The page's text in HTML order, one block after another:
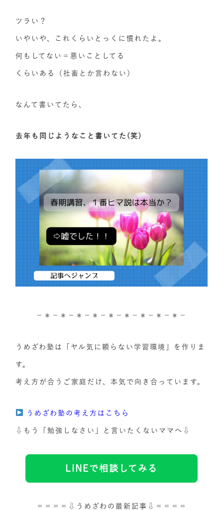
ツラい？
いやいや、これくらいとっくに慣れたよ。
何もしてない＝悪いことしてる
くらいある（社畜とか言わない）
なんて書いてたら、
去年も同じようなこと書いてた(笑)
－＊－＊－＊－＊－＊－＊－＊－＊－＊－
うめざわ塾は「ヤル気に頼らない学習環境」を作りま
す。
考え方が合うご家庭だけ、本気で向き合っています。
うめざわ塾の考え方はこちら
⇩もう「勉強しなさい」と言いたくないママへ⇩
LINEで相談してみる
＝＝＝＝⇩うめざわの最新記事⇩＝＝＝＝